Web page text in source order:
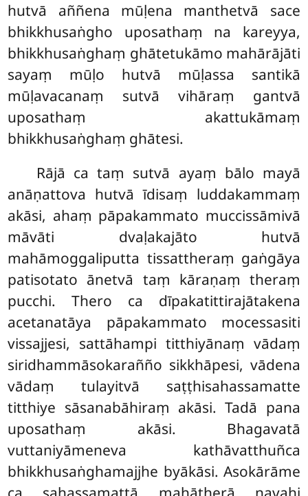
hutvā aññena mūḷena manthetvā sace
bhikkhusaṅgho uposathaṃ na kareyya,
bhikkhusaṅghaṃ ghātetukāmo mahārājāti
sayaṃ mūḷo hutvā mūḷassa santikā
mūḷavacanaṃ sutvā vihāraṃ gantvā
uposathaṃ akattukāmaṃ
bhikkhusaṅghaṃ ghātesi.
Rājā ca taṃ sutvā ayaṃ bālo mayā
anāṇattova hutvā īdisaṃ luddakammaṃ
akāsi, ahaṃ pāpakammato muccissāmivā
māvāti dvaḷakajāto hutvā
mahāmoggaliputta tissattheraṃ gaṅgāya
patisotato ānetvā taṃ kāraṇaṃ theraṃ
pucchi. Thero ca dīpakatittirajātakena
acetanatāya pāpakammato mocessasiti
vissajjesi, sattāhampi titthiyānaṃ vādaṃ
siridhammāsokarañño sikkhāpesi, vādena
vādaṃ tulayitvā saṭṭhisahassamatte
titthiye sāsanabāhiraṃ akāsi. Tadā pana
uposathaṃ akāsi. Bhagavatā
vuttaniyāmeneva kathāvatthuñca
bhikkhusaṅghamajjhe byākāsi. Asokārāme